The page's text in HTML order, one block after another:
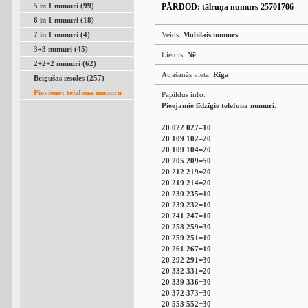
5 in 1 numuri (99)
6 in 1 numuri (18)
7 in 1 numuri (4)
3+3 numuri (45)
2+2+2 numuri (62)
Beigušās izsoles (257)
Pievienot telefona numuru
PĀRDOD: tālruņa numurs 25701706
Veids: Mobilais numurs
Lietots: Nē
Atrašanās vieta: Rīga
Papildus info:
Pieejamie līdzīgie telefona numuri.
20 022 027=10
20 109 102=20
20 109 104=20
20 205 209=50
20 212 219=20
20 219 214=20
20 230 235=10
20 239 232=10
20 241 247=10
20 258 259=30
20 259 251=10
20 261 267=10
20 292 291=30
20 332 331=20
20 339 336=30
20 372 373=30
20 553 552=30